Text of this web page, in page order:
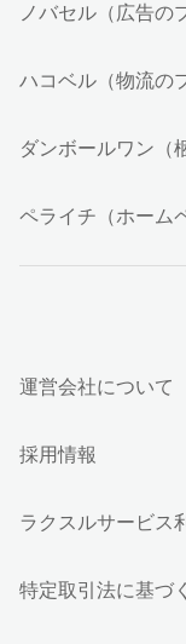
ノバセル（広告の
ハコベル（物流の
ダンボールワン（
ペライチ（ホーム
運営会社について
採用情報
ラクスルサービス
特定取引法に基づ